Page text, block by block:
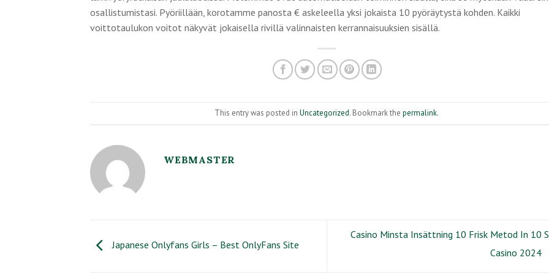
osallistumistasi. Pyöriillään, korotamme panosta € askeleella yksi jokaista 10 pyöräytystä kohden. Kaikki
voittotaulukon voitot näkyvät jokaisella rivillä valinnaisten kerrannaisuuksien sisällä.
This entry was posted inUncategorized. Bookmark thepermalink.
WEBMASTER
Japanese Onlyfans Girls – Best OnlyFans Site
Casino Minsta Insättning 10 Frisk Metod In 10
Casino 2024